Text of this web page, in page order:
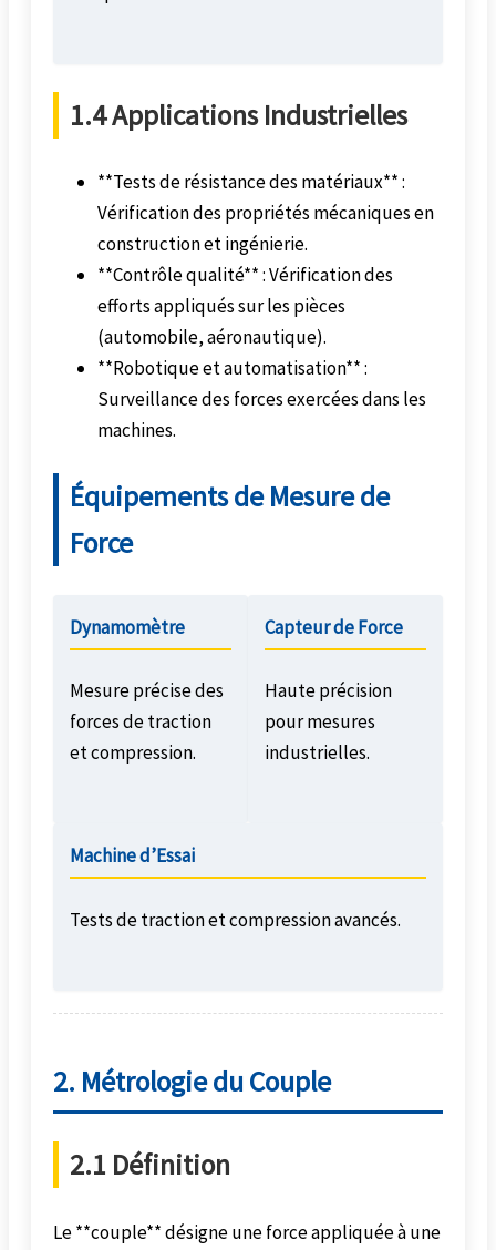
1.4 Applications Industrielles
**Tests de résistance des matériaux** :
Vérification des propriétés mécaniques en
construction et ingénierie.
**Contrôle qualité** : Vérification des
efforts appliqués sur les pièces
(automobile, aéronautique).
**Robotique et automatisation** :
Surveillance des forces exercées dans les
machines.
Équipements de Mesure de
Force
Dynamomètre
Mesure précise des
forces de traction
et compression.
Capteur de Force
Haute précision
pour mesures
industrielles.
Machine d’Essai
Tests de traction et compression avancés.
2. Métrologie du Couple
2.1 Définition
Le **couple** désigne une force appliquée à une